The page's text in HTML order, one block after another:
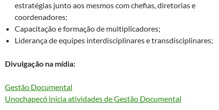
estratégias junto aos mesmos com chefias, diretorias e
coordenadores;
Capacitação e formação de multiplicadores;
Liderança de equipes interdisciplinares e transdisciplinares;
Divulgação na mídia:
Gestão Documental
Unochapecó inicia atividades de Gestão Documental